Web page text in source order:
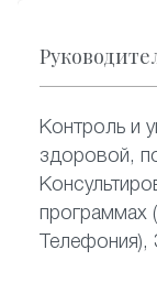
Контроль и
здоровой,
программах